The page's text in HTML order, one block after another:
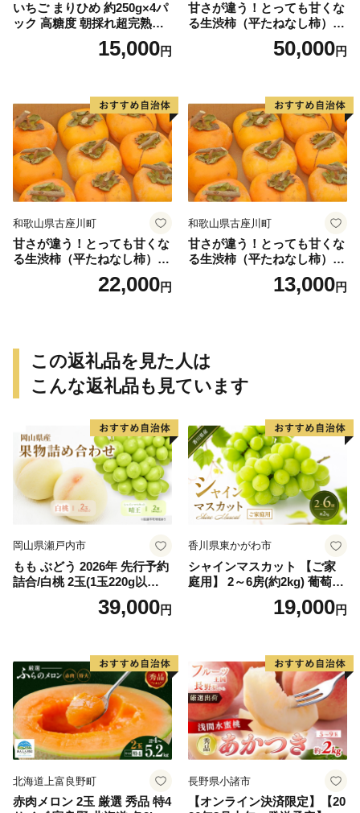
いちご まりひめ 約250g×4パ
ック 高糖度 朝採れ超完熟ま
りひめ 1月以降発送分
15,000円
甘さが違う！とっても甘くな
る生渋柿（平たねなし柿）吊
ップ付約14.5～15kg 約60～
rt015B】
50,000円
和歌山県古座川町
甘さが違う！とっても甘くな
る生渋柿（平たねなし柿）吊
ップ付約4.5～5kg 約24～30
22,000円
和歌山県古座川町
甘さが違う！とっても甘くな
る生渋柿（平たねなし柿）吊
ップ付付約1.5～2kg 約6～1
13,000円
この返礼品を見た人は
こんな返礼品も見ています
岡山県瀬戸内市
もも ぶどう 2026年 先行予約
詰合/白桃 2玉(1玉220g以
上)・シャインマスカット 晴
39,000円
香川県東かがわ市
シャインマスカット 【ご家
庭用】 2～6房(約2kg) 葡萄 ぶ
どう ブドウ フルーツ 果物 く
だもの 果実 旬の果物 旬のフ
19,000円
北海道上富良野町
赤肉メロン 2玉 厳選 秀品 特4
長野県小諸市
【オンライン決済限定】【20